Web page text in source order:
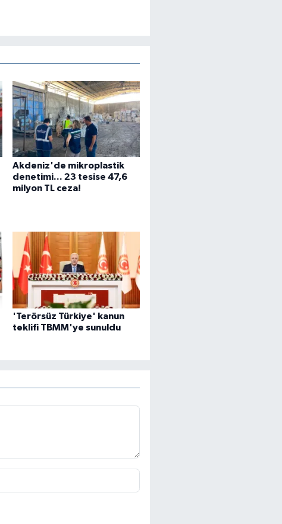
Akdeniz'de mikroplastik
denetimi... 23 tesise 47,6
milyon TL ceza!
'Terörsüz Türkiye' kanun
teklifi TBMM'ye sunuldu